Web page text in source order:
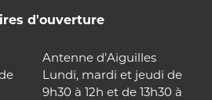
d'ouverture
Antenne d’Aiguilles
Lundi, mardi et jeudi de
9h30 à 12h et de 13h30 à